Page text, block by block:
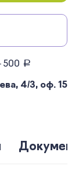
500 руб.
4/3, оф. 15